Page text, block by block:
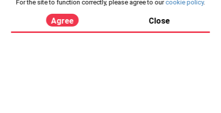
For the site to function correctly, please agree to our cookie policy.
Agree Close